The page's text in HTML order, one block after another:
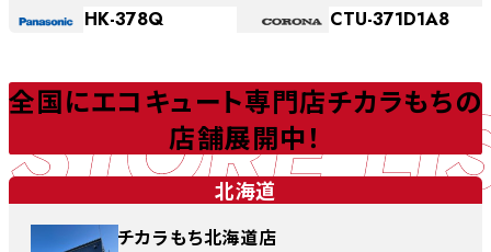
HK-378Q
CTU-371D1A8
STORE
全国にエコキュート専門店チカラもちの
店舗展開中！
北海道
チカラもち北海道店